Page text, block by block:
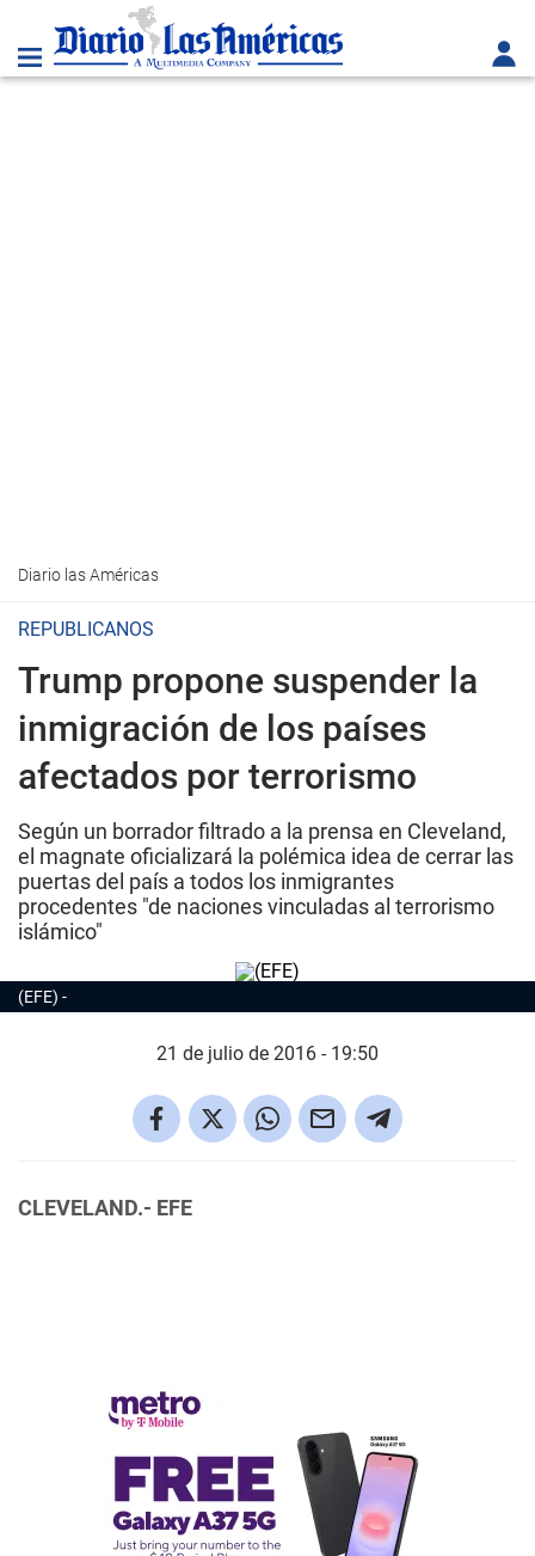
Diario las Américas
REPUBLICANOS
Trump propone suspender la
inmigración de los países
afectados por terrorismo
Según un borrador filtrado a la prensa en Cleveland,
el magnate oficializará la polémica idea de cerrar las
puertas del país a todos los inmigrantes
procedentes "de naciones vinculadas al terrorismo
islámico"
(EFE)
21 de julio de 2016 - 19:50
CLEVELAND.- EFE